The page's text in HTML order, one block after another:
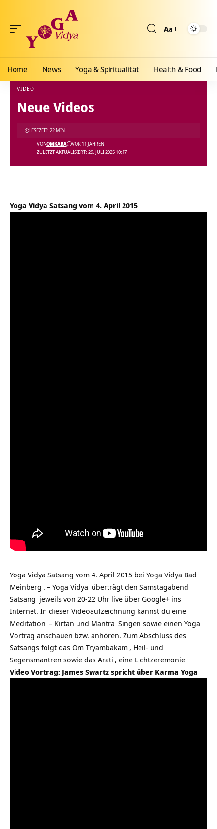
Aa
Home News Yoga & Spiritualität Health & Food
Yoga Vidya Blog - Yoga, Meditation und Ayurveda
VIDEO
Neue Videos
ZULETZT AKTUALISIERT: 29. JULI 2025 10:17
VONOMKARA VOR 11 JAHREN
LESEZEIT: 22 MIN
Yoga Vidya Satsang vom 4. April 2015
Yoga Vidya Satsang vom 4. April 2015 bei Yoga Vidya Bad
Meinberg . – Yoga Vidya überträgt den Samstagabend
Satsang jeweils von 20-22 Uhr live über Google+ ins
Internet. In dieser Videoaufzeichnung kannst du eine
Meditation – Kirtan und Mantra Singen sowie einen Yoga
Vortrag anschauen bzw. anhören. Zum Abschluss des
Satsangs folgt das Om Tryambakam , Heil- und
Segensmantren sowie das Arati , eine Lichtzeremonie.
Video Vortrag: James Swartz spricht über Karma Yoga